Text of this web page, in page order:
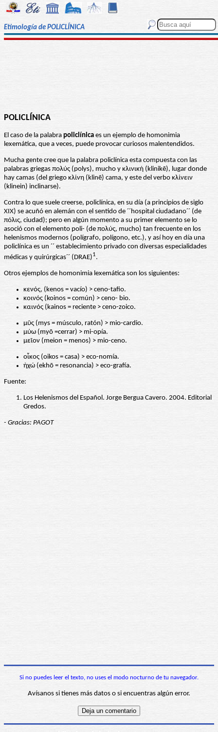
Etimología de POLICLÍNICA
POLICLÍNICA
El caso de la palabra policlínica es un ejemplo de homonimia
lexemática, que a veces, puede provocar curiosos malentendidos.
Mucha gente cree que la palabra policlínica esta compuesta con las
palabras griegas πολύς (polys), mucho y κλινική (klinikē), lugar donde
hay camas (del griego κλίνη (klinē) cama, y este del verbo κλίνειν
(klinein) inclinarse).
Contra lo que suele creerse, policlínica, en su día (a principios de siglo
XIX) se acuñó en alemán con el sentido de ´´hospital ciudadano´´ (de
πόλις, ciudad); pero en algún momento a su primer elemento se lo
asoció con el elemento poli- (de πολύς, mucho) tan frecuente en los
helenismos modernos (polígrafo, polígono, etc.), y así hoy en día una
policlínica es un ´´ establecimiento privado con diversas especialidades
médicas y quirúrgicas´´ (DRAE)1.
Otros ejemplos de homonimia lexemática son los siguientes:
κενός, (kenos = vacío) > ceno-tafio.
κοινός (koinos = común) > ceno- bio.
καινός (kainos = reciente > ceno-zoico.
μῦς (mys = músculo, ratón) > mio-cardio.
μύω (myō =cerrar) > mi-opía.
μεῖον (meion = menos) > mio-ceno.
οἶκος (oikos = casa) > eco-nomía.
ἠχώ (ekhō = resonancia) > eco-grafía.
Fuente:
Los Helenismos del Español. Jorge Bergua Cavero. 2004. Editorial
Gredos.
- Gracias: PAGOT
Si no puedes leer el texto, no uses el modo nocturno de tu navegador.
Avísanos si tienes más datos o si encuentras algún error.